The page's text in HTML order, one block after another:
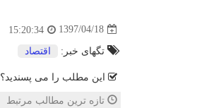
1397/04/18
15:20:34
تگهای خبر: اقتصاد
این مطلب را می پسندید؟
تازه ترین مطالب مرتبط